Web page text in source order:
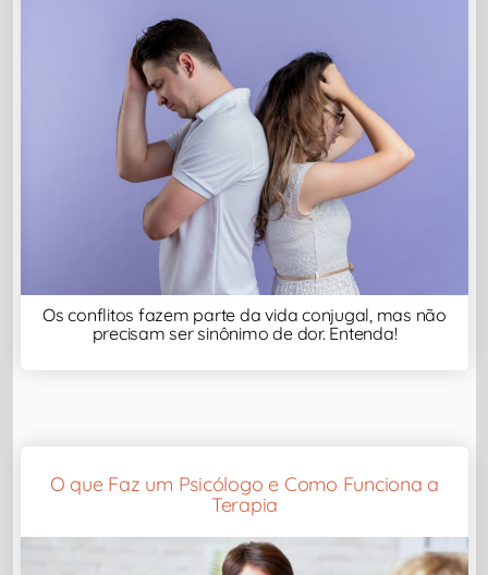
Os conflitos fazem parte da vida conjugal, mas não
precisam ser sinônimo de dor. Entenda!
O que Faz um Psicólogo e Como Funciona a
Terapia